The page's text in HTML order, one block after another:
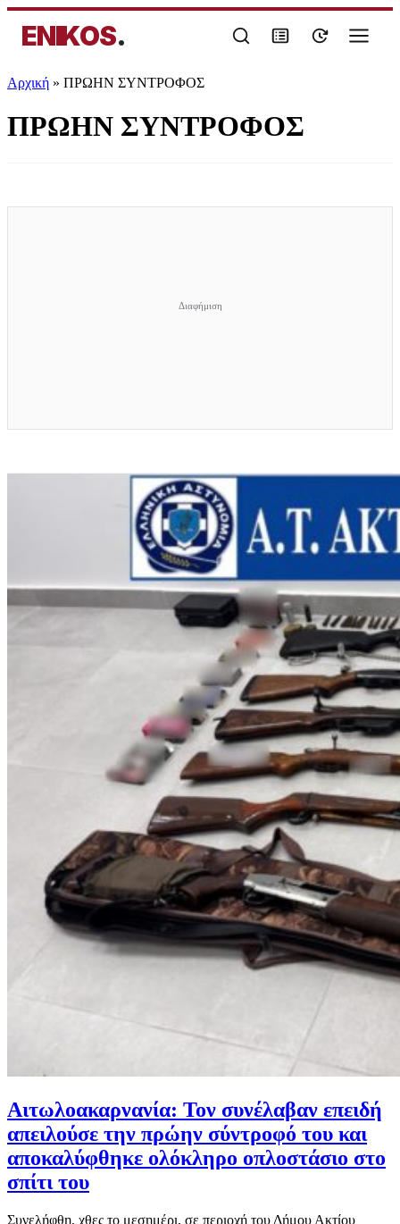
ENIKOS.
Αρχική » ΠΡΩΗΝ ΣΥΝΤΡΟΦΟΣ
ΠΡΩΗΝ ΣΥΝΤΡΟΦΟΣ
Αιτωλοακαρνανία: Τον συνέλαβαν επειδή
απειλούσε την πρώην σύντροφό του και
αποκαλύφθηκε ολόκληρο οπλοστάσιο στο
σπίτι του
Συνελήφθη, χθες το μεσημέρι, σε περιοχή του Δήμου Ακτίου